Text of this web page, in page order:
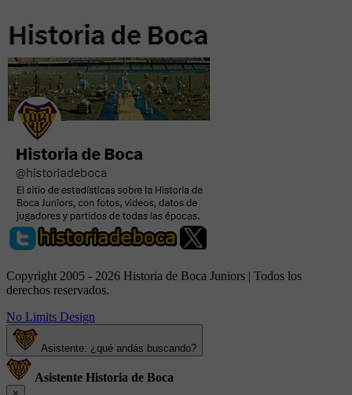
Copyright 2005 - 2026 Historia de Boca Juniors | Todos los
derechos reservados.
No Limits Design
Asistente: ¿qué andás buscando?
Asistente Historia de Boca